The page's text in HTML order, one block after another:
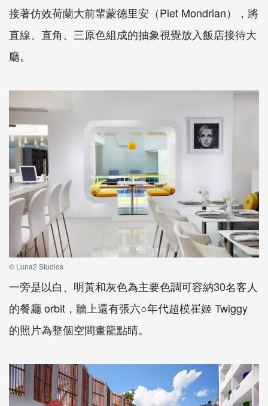
接著仿效荷蘭大前輩蒙德里安（Piet Mondrian），將
直線、直角、三原色組成的抽象視覺放入飯店接待大
廳。
© Luna2 Studios
一旁是以白、明黃和灰色為主要色調可容納30名客人
的餐廳 orbit，牆上還有張六○年代超模崔姬 Twiggy
的照片為整個空間畫龍點睛。